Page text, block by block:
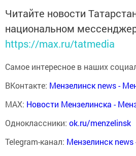
Читайте новости
национальном
https://max.ru/tatmedia
Самое интересное в наших
ВКонтакте: Мензелинск news -
MAX: Новости Мензелинска -
Одноклассники: ok.ru/menzelinsk
Telegram-канал: Мензелинск